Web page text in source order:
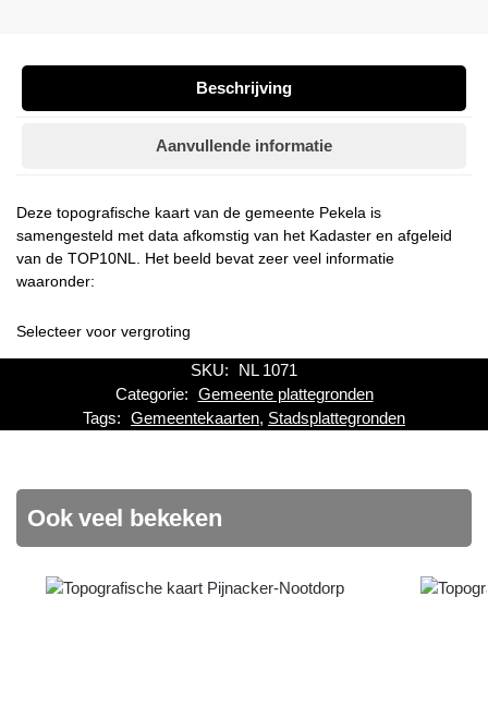
Beschrijving
Aanvullende informatie
Deze topografische kaart van de gemeente Pekela is
samengesteld met data afkomstig van het Kadaster en afgeleid
van de TOP10NL. Het beeld bevat zeer veel informatie
waaronder:
Selecteer voor vergroting
SKU:
NL 1071
Categorie: Gemeente plattegronden
Tags: Gemeentekaarten, Stadsplattegronden
Ook veel bekeken